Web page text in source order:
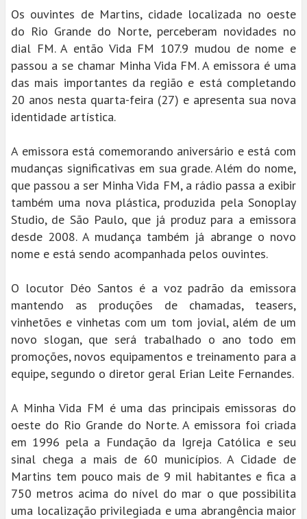
Os ouvintes de Martins, cidade localizada no oeste
do Rio Grande do Norte, perceberam novidades no
dial FM. A então Vida FM 107.9 mudou de nome e
passou a se chamar Minha Vida FM. A emissora é uma
das mais importantes da região e está completando
20 anos nesta quarta-feira (27) e apresenta sua nova
identidade artística.
A emissora está comemorando aniversário e está com
mudanças significativas em sua grade. Além do nome,
que passou a ser Minha Vida FM, a rádio passa a exibir
também uma nova plástica, produzida pela Sonoplay
Studio, de São Paulo, que já produz para a emissora
desde 2008. A mudança também já abrange o novo
nome e está sendo acompanhada pelos ouvintes.
O locutor Déo Santos é a voz padrão da emissora
mantendo as produções de chamadas, teasers,
vinhetões e vinhetas com um tom jovial, além de um
novo slogan, que será trabalhado o ano todo em
promoções, novos equipamentos e treinamento para a
equipe, segundo o diretor geral Erian Leite Fernandes.
A Minha Vida FM é uma das principais emissoras do
oeste do Rio Grande do Norte. A emissora foi criada
em 1996 pela a Fundação da Igreja Católica e seu
sinal chega a mais de 60 municípios. A Cidade de
Martins tem pouco mais de 9 mil habitantes e fica a
750 metros acima do nível do mar o que possibilita
uma localização privilegiada e uma abrangência maior